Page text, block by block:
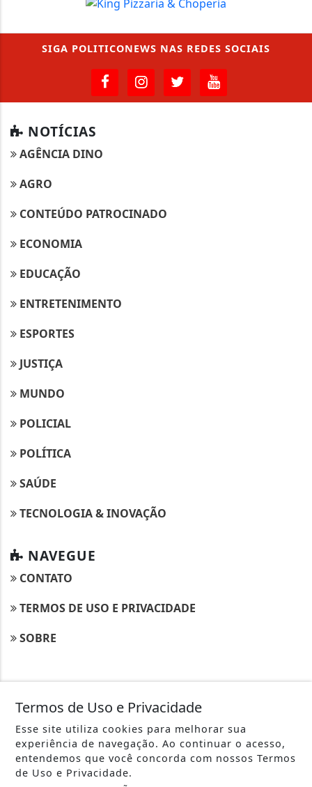
SIGA POLITICONEWS NAS REDES SOCIAIS
NOTÍCIAS
AGÊNCIA DINO
AGRO
CONTEÚDO PATROCINADO
ECONOMIA
EDUCAÇÃO
ENTRETENIMENTO
ESPORTES
JUSTIÇA
MUNDO
POLICIAL
POLÍTICA
SAÚDE
TECNOLOGIA & INOVAÇÃO
NAVEGUE
CONTATO
TERMOS DE USO E PRIVACIDADE
SOBRE
Termos de Uso e Privacidade
Esse site utiliza cookies para melhorar sua
experiência de navegação. Ao continuar o acesso,
entendemos que você concorda com nossos Termos
de Uso e Privacidade.